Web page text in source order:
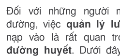
Đối với những người
đường, việc quản lý
nạp vào là rất quan
đường huyết. Dưới